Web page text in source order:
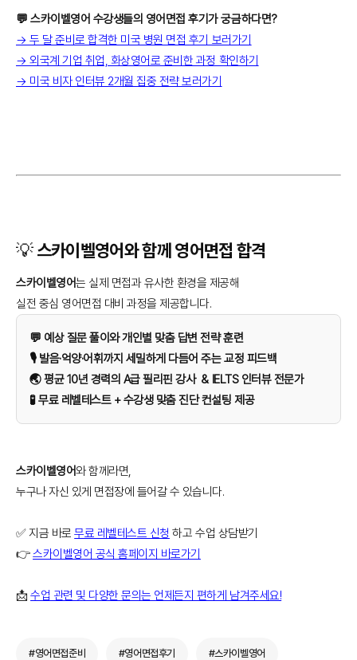
💬 스카이벨영어 수강생들의 영어면접 후기가 궁금하다면?
→ 두 달 준비로 합격한 미국 병원 면접 후기 보러가기
→ 외국계 기업 취업, 화상영어로 준비한 과정 확인하기
→ 미국 비자 인터뷰 2개월 집중 전략 보러가기
💡 스카이벨영어와 함께 영어면접 합격
스카이벨영어는 실제 면접과 유사한 환경을 제공해
실전 중심 영어면접 대비 과정을 제공합니다.
💬 예상 질문 풀이와 개인별 맞춤 답변 전략 훈련
🎙️ 발음·억양·어휘까지 세밀하게 다듬어 주는 교정 피드백
🌏 평균 10년 경력의 A급 필리핀 강사 & IELTS 인터뷰 전문가
🧪 무료 레벨테스트 + 수강생 맞춤 진단 컨설팅 제공
스카이벨영어와 함께라면,
누구나 자신 있게 면접장에 들어갈 수 있습니다.
✅ 지금 바로무료 레벨테스트 신청 하고 수업 상담받기
👉스카이벨영어 공식 홈페이지 바로가기
📩수업 관련 및 다양한 문의는 언제든지 편하게 남겨주세요!
#영어면접준비 #영어면접후기 #스카이벨영어